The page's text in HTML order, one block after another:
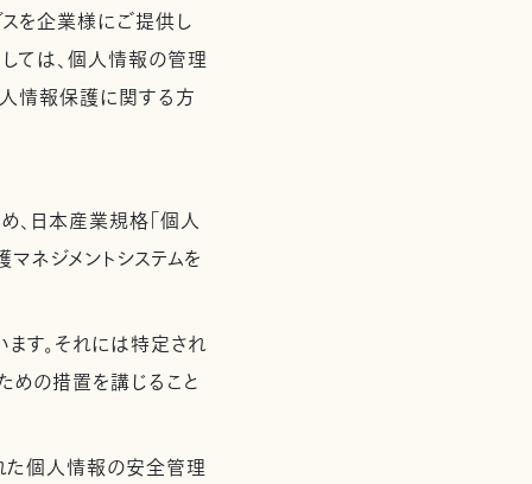
スを企業様にご提供し
ては、個人情報の管理
人情報保護に関する方
、日本産業規格「個人
ネジメントシステムを
す。それには特定され
の措置を講じること
た個人情報の安全管理